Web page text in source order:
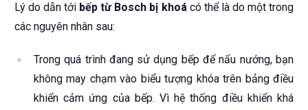
Lý do dẫn tới bếp từ Bosch bị khoácó thể là do một trong
các nguyên nhân sau:
Trong quá trình đang sử dụng bếp để nấu nướng, bạn
không may chạm vào biểu tượng khóa trên bảng điều
khiển cảm ứng của bếp. Vì hệ thống điều khiển khá